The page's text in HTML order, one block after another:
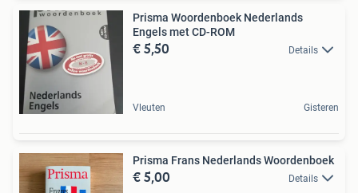
Prisma Woordenboek Nederlands
Engels met CD-ROM
€ 5,50 Details
Vleuten Gisteren
Prisma Frans Nederlands Woordenboek
€ 5,00 Details